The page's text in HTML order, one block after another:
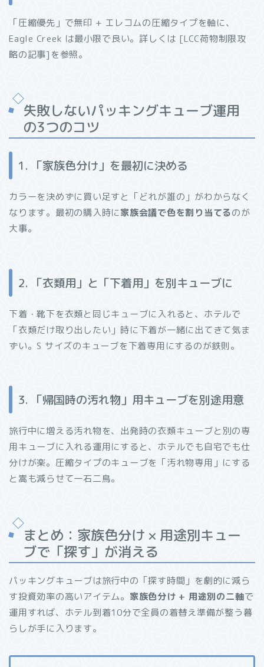
「圧縮優先」で無印 + エレコムの圧縮タイプを軸に、
Eagle Creek は最小限で良い。詳しくは [LCC荷物制限攻
略の記事]を参照。
失敗しないパッキングキューブ運用
の3つのコツ
1. 「家族色分け」を最初に決める
カラーを決めずに買い足すと「どれが誰の」がわからなく
なります。最初の購入時に家族会議で色を割り当てるのが
大事。
2. 「衣類用」と「下着用」を別キューブに
下着・靴下を衣類と同じキューブに入れると、ホテルで
「衣類だけ取り出したい」時に下着が一緒に出てきて気ま
ずい。S サイズのキューブを下着専用にするのが鉄則。
3. 「帰国時の汚れ物」用キューブを別途用意
旅行中に増える汚れ物を、出発時の衣類キューブと別の専
用キューブに入れる運用にすると、ホテルでも自宅でも仕
分けが楽。圧縮タイプのキューブを「汚れ物専用」にする
と嵩も減らせて一石二鳥。
まとめ：家族色分け × 用途別キュー
ブで「探す」が消える
パッキングキューブは旅行中の「探す時間」を劇的に減ら
す投資効率の高いアイテム。 家族色分け + 用途別の二軸で
運用すれば、ホテル到着10分で全員の着替え準備が整う暮
らしが手に入ります。